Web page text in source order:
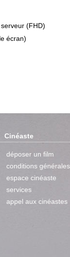
(FHD)
écran)
Cinéaste
déposer un film
conditions générales
espace cinéaste
services
appel aux cinéastes